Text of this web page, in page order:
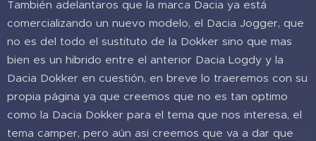
También adelantaros que la marca Dacia ya está
comercializando un nuevo modelo, el Dacia Jogger, que
no es del todo el sustituto de la Dokker sino que mas
bien es un hibrido entre el anterior Dacia Logdy y la
Dacia Dokker en cuestión, en breve lo traeremos con su
propia página ya que creemos que no es tan optimo
como la Dacia Dokker para el tema que nos interesa, el
tema camper, pero aún asi creemos que va a dar que